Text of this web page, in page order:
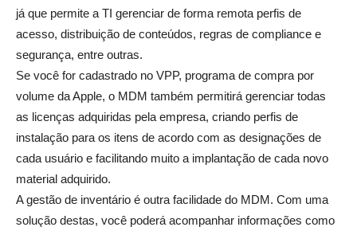
já que permite a TI gerenciar de forma remota perfis de
acesso, distribuição de conteúdos, regras de compliance e
segurança, entre outras.
Se você for cadastrado no VPP, programa de compra por
volume da Apple, o MDM também permitirá gerenciar todas
as licenças adquiridas pela empresa, criando perfis de
instalação para os itens de acordo com as designações de
cada usuário e facilitando muito a implantação de cada novo
material adquirido.
A gestão de inventário é outra facilidade do MDM. Com uma
solução destas, você poderá acompanhar informações como